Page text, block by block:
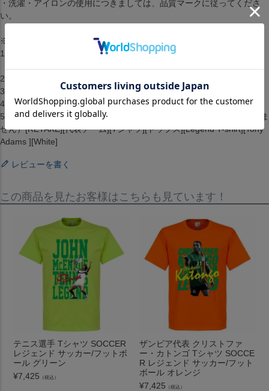
・洗濯・アイロンの使用につきましては、品質マークに従ってくださ
い。
※取り寄せ注文規約※
1.2点以上のお買い上げの場合準備ができた商品から順に発送します。
2.お客様都合によるキャンセル・返品はできません。
3.メーカーが在庫を確保できず、キャンセルとなる場合がございます。
4.仕様が変更される場合もございます。
5.配送までに1ヶ月から2ヶ月ほどかかります。（配送日の指定はできま
せん）[RETAKE][代表チーム][Tシャツ][トップス][Legend T-shirt][Tony
Adams ][White]
レビューを書く
この商品を見たお客様はこちらも見ています！
テニス選手 Tシャツ SOCCER
レジェンド サッカー/フットボ
ール グリーン
¥7,425 （税込）
ザンビア代表 クリストファ
ー・カトンゴ Tシャツ SOCCE
R レジェンド サッカー/フット
ボール オレンジ
¥7,425 （税込）